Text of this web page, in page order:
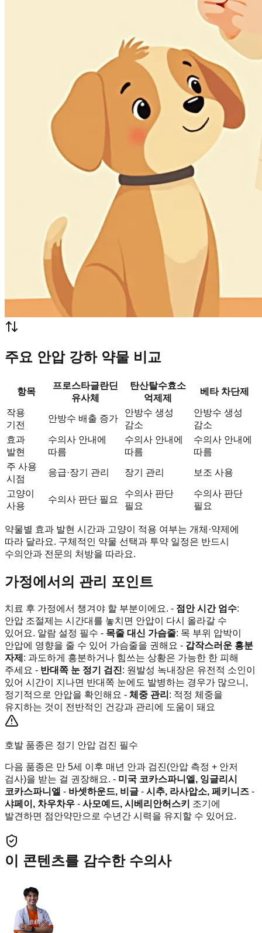
주요 안압 강하 약물 비교
항목
프로스타글란딘
유사체
탄산탈수효소
억제제
베타 차단제
작용
기전
안방수 배출 증가
안방수 생성
감소
안방수 생성
감소
효과
발현
수의사 안내에
따름
수의사 안내에
따름
수의사 안내에
따름
주 사용
시점
응급·장기 관리 장기 관리 보조 사용
고양이
사용
수의사 판단 필요
수의사 판단
필요
수의사 판단
필요
약물별 효과 발현 시간과 고양이 적용 여부는 개체·약제에
따라 달라요. 구체적인 약물 선택과 투약 일정은 반드시
수의안과 전문의 처방을 따라요.
가정에서의 관리 포인트
치료 후 가정에서 챙겨야 할 부분이에요. - 점안 시간 엄수:
안압 조절제는 시간대를 놓치면 안압이 다시 올라갈 수
있어요. 알람 설정 필수 - 목줄 대신 가슴줄: 목 부위 압박이
안압에 영향을 줄 수 있어 가슴줄을 권해요 - 갑작스러운 흥분
자제 : 과도하게 흥분하거나 힘쓰는 상황은 가능한 한 피해
주세요 - 반대쪽 눈 정기 검진: 원발성 녹내장은 유전적 소인이
있어 시간이 지나면 반대쪽 눈에도 발병하는 경우가 많으니,
정기적으로 안압을 확인해요 - 체중 관리 : 적정 체중을
유지하는 것이 전반적인 건강과 관리에 도움이 돼요
호발 품종은 정기 안압 검진 필수
다음 품종은 만 5세 이후 매년 안과 검진(안압 측정 + 안저
검사)을 받는 걸 권장해요. - 미국 코카스파니엘, 잉글리시
코카스파니엘 - 바셋하운드, 비글 - 시추, 라사압소, 페키니즈 -
샤페이, 차우차우 - 사모예드, 시베리안허스키
조기에
발견하면 점안약만으로 수년간 시력을 유지할 수 있어요.
이 콘텐츠를 감수한 수의사